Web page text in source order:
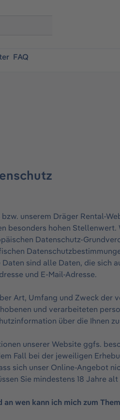
FAQ
unserem Dräger Rental-
besonders hohen
Datenschutz-
Daten sind alle Daten, die sich
und E-Mail-Adresse.
Art, Umfang und Zweck der
und verarbeiteten
über die Ihnen
unserer Website ggfs.
Fall bei der jeweiligen
sich unser Online-Angebot
Sie mindestens 18 Jahre alt
wen kann ich mich zum